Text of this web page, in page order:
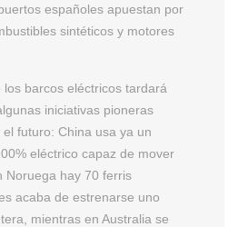
españoles apuestan por
sintéticos y motores
barcos eléctricos tardará
iniciativas pioneras
futuro: China usa ya un
eléctrico capaz de mover
Noruega hay 70 ferris
acaba de estrenarse uno
mientras en Australia se